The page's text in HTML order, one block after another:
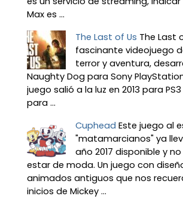
Max es ...
The Last of Us The Last
fascinante videojuego
terror y aventura,
Naughty Dog para Sony
juego salió a la luz en 2013 para PS3
para ...
Cuphead Este juego al
"matamarcianos" ya
año 2017 disponible y
estar de moda. Un juego con
animados antiguos que nos
inicios de Mickey ...